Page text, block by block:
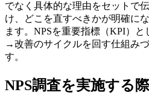
でなく具体的な理由をセットで
け、どこを直すべきかが明確に
ます。NPSを重要指標（KPI）
→改善のサイクルを回す仕組み
す。
NPS調査を実施する